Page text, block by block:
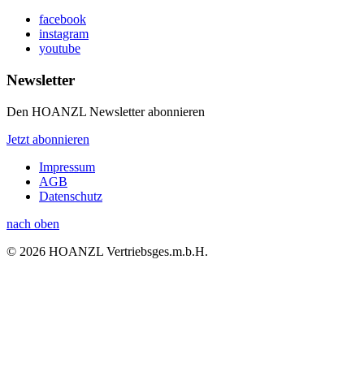
facebook
instagram
youtube
Newsletter
Den HOANZL Newsletter abonnieren
Jetzt abonnieren
Impressum
AGB
Datenschutz
nach oben
© 2026 HOANZL Vertriebsges.m.b.H.